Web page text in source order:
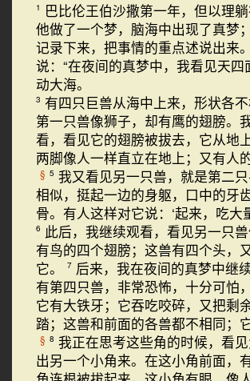
1 巴比伦王伯沙撒第一年，但以理躺
他做了一个梦，脑海中出现了真梦
记录下来，把事情的重点述说出来。
说：“在夜间的真梦中，我看见天四
动大海。
3 有四只巨兽从海中上来，形状各不
第一只兽像狮子，却有鹰的翅膀。
看，看见它的翅膀被拔去，它从地
两脚像人一样直立在地上；又有人
§ 5 我又看见另一只兽，就是第二
相似，挺起一边的身躯，口中的牙
骨。有人这样对它说：‘起来，吃大
6 此后，我继续观看，看见另一只
有鸟的四个翅膀；这兽有四个头，
它。
7 后来，我在夜间的真梦中继
有第四只兽，非常恐怖，十分可怕
它有大铁牙；它吞吃咬碎，又把剩
踏；这兽和前面的各兽都不相同；
§ 8 我正在思考这些角的时候，看
出另一个小角来。在这小角前面，